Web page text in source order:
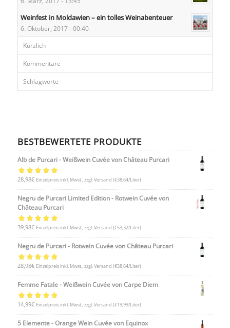
Weinfest in Moldawien – ein tolles Weinabenteuer
6. Oktober, 2017 - 00:40
Kürzlich
Kommentare
Schlagworte
BESTBEWERTETE PRODUKTE
Alb de Purcari - Weißwein Cuvée von Château Purcari
Bewertet mit
5.00von 5
28,98€ Einzelpreis inkl. Mwst., zzgl. Versand (€38,64/Liter)
Negru de Purcari Limited Edition - Rotwein Cuvée von
Château Purcari
Bewertet mit
5.00von 5
39,98€ Einzelpreis inkl. Mwst., zzgl. Versand (€53,32/Liter)
Negru de Purcari - Rotwein Cuvée von Château Purcari
Bewertet mit
5.00von 5
28,98€ Einzelpreis inkl. Mwst., zzgl. Versand (€38,64/Liter)
Femme Fatale - Weißwein Cuvée von Carpe Diem
Bewertet mit
5.00von 5
14,99€ Einzelpreis inkl. Mwst., zzgl. Versand (€19,99/Liter)
5 Elemente - Orange Wein Cuvée von Equinox